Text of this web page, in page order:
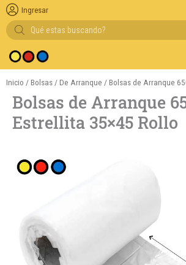
Búsqueda
de
productos
Ingresar
Inicio / Bolsas / De Arranque / Bolsas de Arranque
Bolsas de Arranque
Estrellita 35×45 Rollo